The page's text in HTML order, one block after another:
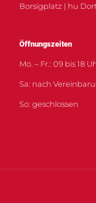
Borsigplatz | hu
Öffnungszeiten
Mo. – Fr.: 09 bis 18
Sa: nach
So: geschlossen